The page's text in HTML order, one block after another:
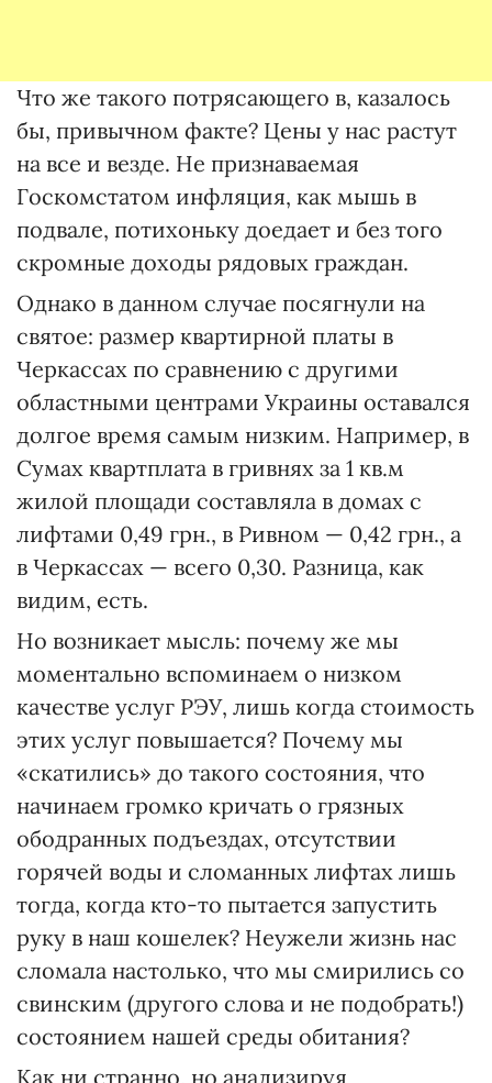
Что же такого потрясающего в, казалось
бы, привычном факте? Цены у нас растут
на все и везде. Не признаваемая
Госкомстатом инфляция, как мышь в
подвале, потихоньку доедает и без того
скромные доходы рядовых граждан.
Однако в данном случае посягнули на
святое: размер квартирной платы в
Черкассах по сравнению с другими
областными центрами Украины оставался
долгое время самым низким. Например, в
Сумах квартплата в гривнях за 1 кв.м
жилой площади составляла в домах с
лифтами 0,49 грн., в Ривном — 0,42 грн., а
в Черкассах — всего 0,30. Разница, как
видим, есть.
Но возникает мысль: почему же мы
моментально вспоминаем о низком
качестве услуг РЭУ, лишь когда стоимость
этих услуг повышается? Почему мы
«скатились» до такого состояния, что
начинаем громко кричать о грязных
ободранных подъездах, отсутствии
горячей воды и сломанных лифтах лишь
тогда, когда кто-то пытается запустить
руку в наш кошелек? Неужели жизнь нас
сломала настолько, что мы смирились со
свинским (другого слова и не подобрать!)
состоянием нашей среды обитания?
Как ни странно, но анализируя